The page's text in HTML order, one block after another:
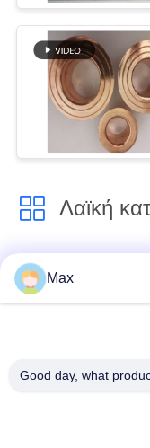
Λαϊκή
Σωλήνας κραμάτων
νικελίου
σωλήνας
Max
Good day, what